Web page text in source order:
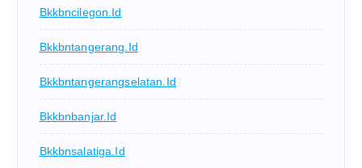
Bkkbncilegon.id
Bkkbntangerang.id
Bkkbntangerangselatan.id
Bkkbnbanjar.id
Bkkbnsalatiga.id